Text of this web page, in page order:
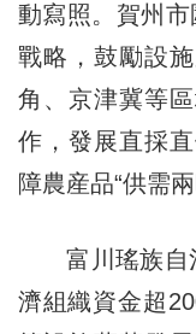
動寫照。賀州市
戰略，鼓勵設
角、京津冀等
作，發展直採
障農産品“供需兩
富川瑤族自
濟組織資金超